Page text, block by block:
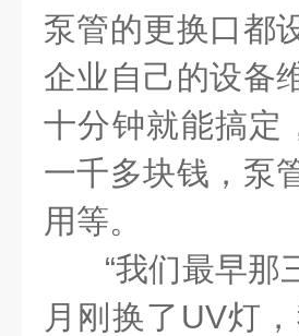
泵管的更换口都
企业自己的设备
十分钟就能搞定
一千多块钱，泵
用等。
“我们最早那
月刚换了UV灯